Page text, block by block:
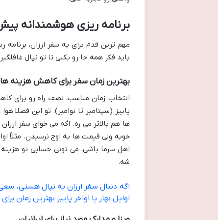
برنامه ریزی هوشمندانه
مهم ترین قدم برای یه سفر ارزان،
باید فکر همه جا رو بکنی تا تو نپال
بهترین زمان سفر برای کاهش هزینه ها
انتخاب زمان مناسب، نصف راه رو برای
پاییز (سپتامبر تا نوامبر). تو این
ها هم بالاتر می ره. اگه می خوای سفر
خوبه ولی قیمت ها به اوج نرسیدن. مثلاً
اهل سرما باشی، می تونی حسابی تو
شه.
اگه دنبال سفر ارزان به نپال هستی،
اوایل بهار یا اواخر پاییز بهترین زمان